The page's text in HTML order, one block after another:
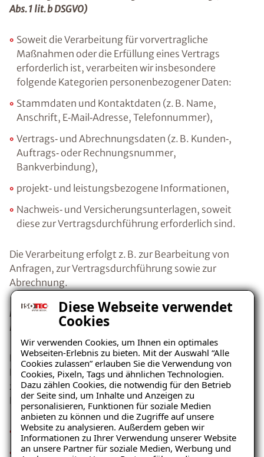
Diese Webseite verwendet
Cookies
Wir verwenden Cookies, um Ihnen ein optimales
Webseiten-Erlebnis zu bieten. Mit der Auswahl “Alle
Cookies zulassen” erlauben Sie die Verwendung von
Cookies, Pixeln, Tags und ähnlichen Technologien.
Dazu zählen Cookies, die notwendig für den Betrieb
der Seite sind, um Inhalte und Anzeigen zu
personalisieren, Funktionen für soziale Medien
anbieten zu können und die Zugriffe auf unsere
Website zu analysieren. Außerdem geben wir
Informationen zu Ihrer Verwendung unserer Website
an unsere Partner für soziale Medien, Werbung und
Abs. 1 lit. b DSGVO)
Soweit die Verarbeitung für vorvertragliche
Maßnahmen oder die Erfüllung eines Vertrags
erforderlich ist, verarbeiten wir insbesondere
folgende Kategorien personenbezogener Daten:
Stammdaten und Kontaktdaten (z. B. Name,
Anschrift, E‑Mail‑Adresse, Telefonnummer),
Vertrags‑ und Abrechnungsdaten (z. B. Kunden‑,
Auftrags‑ oder Rechnungsnummer,
Bankverbindung),
projekt‑ und leistungsbezogene Informationen,
Nachweis‑ und Versicherungsunterlagen, soweit
diese zur Vertragsdurchführung erforderlich sind.
Die Verarbeitung erfolgt z. B. zur Bearbeitung von
Anfragen, zur Vertragsdurchführung sowie zur
Abrechnung.
b) Pflege von Geschäftsbeziehungen (Art. 6 Abs. 1 lit. f
DSGVO)
Darüber hinaus verarbeiten wir personenbezogene
Daten zur Pflege bestehender Geschäftsbeziehungen,
zur internen Organisation sowie zur effizienten
Kommunikation, insbesondere:
geschäftliche Kontaktdaten,
Kommunikations‑ und Korrespondenzdaten,